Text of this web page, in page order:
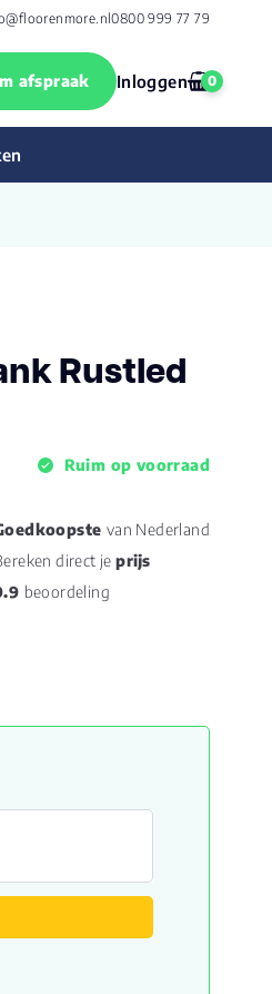
0800 999 77 79
afspraak Inloggen 0
Rustled
Ruim op voorraad
van Nederland
direct jeprijs
beoordeling